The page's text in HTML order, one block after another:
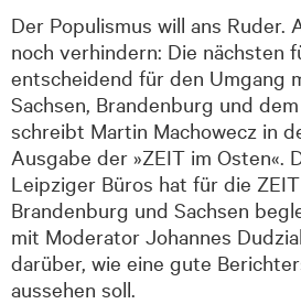
Der Populismus will ans Ruder.
noch verhindern: Die nächsten
entscheidend für den Umgang
Sachsen, Brandenburg und
schreibt Martin Machowecz in
Ausgabe der »ZEIT im Osten«.
Leipziger Büros hat für die
Brandenburg und Sachsen
mit Moderator Johannes
darüber, wie eine gute
aussehen soll.